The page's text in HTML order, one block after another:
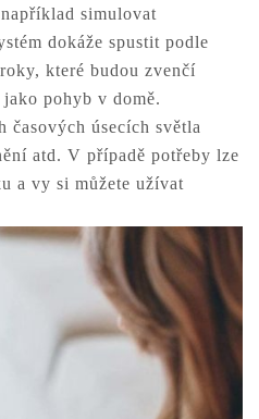
simulovat
dokáže spustit podle
které budou zvenčí
pohyb v domě.
úsecích světla
atd. V případě potřeby lze
a vy si můžete užívat